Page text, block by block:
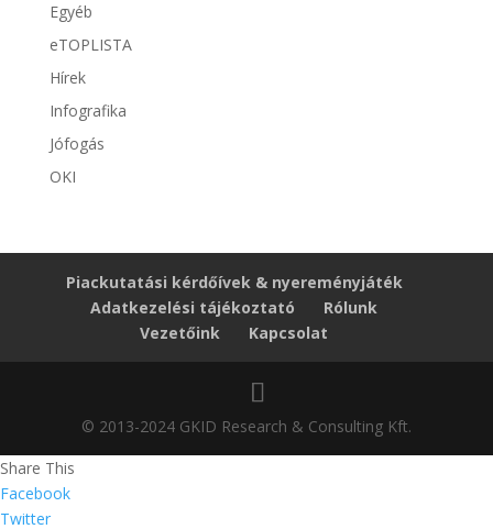
Egyéb
eTOPLISTA
Hírek
Infografika
Jófogás
OKI
Piackutatási kérdőívek & nyereményjáték
Adatkezelési tájékoztató
Rólunk
Vezetőink
Kapcsolat
© 2013-2024 GKID Research & Consulting Kft.
Share This
Facebook
Twitter